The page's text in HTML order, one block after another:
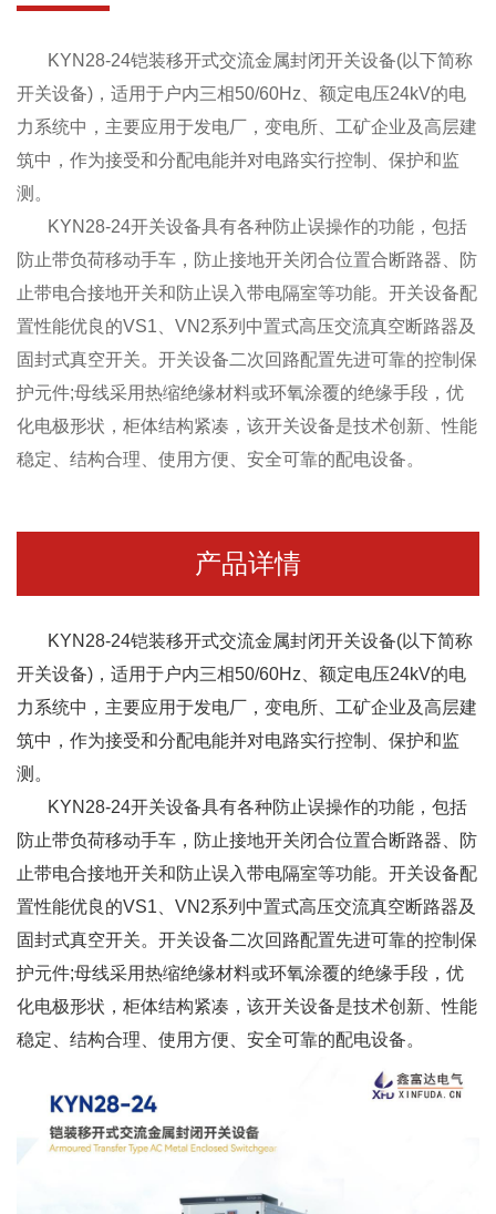
KYN28-24铠装移开式交流金属封闭开关设备(以下简称
开关设备)，适用于户内三相50/60Hz、额定电压24kV的电
力系统中，主要应用于发电厂，变电所、工矿企业及高层建
筑中，作为接受和分配电能并对电路实行控制、保护和监
测。
KYN28-24开关设备具有各种防止误操作的功能，包括
防止带负荷移动手车，防止接地开关闭合位置合断路器、防
止带电合接地开关和防止误入带电隔室等功能。开关设备配
置性能优良的VS1、VN2系列中置式高压交流真空断路器及
固封式真空开关。开关设备二次回路配置先进可靠的控制保
护元件;母线采用热缩绝缘材料或环氧涂覆的绝缘手段，优
化电极形状，柜体结构紧凑，该开关设备是技术创新、性能
稳定、结构合理、使用方便、安全可靠的配电设备。
产品详情
KYN28-24铠装移开式交流金属封闭开关设备(以下简称
开关设备)，适用于户内三相50/60Hz、额定电压24kV的电
力系统中，主要应用于发电厂，变电所、工矿企业及高层建
筑中，作为接受和分配电能并对电路实行控制、保护和监
测。
KYN28-24开关设备具有各种防止误操作的功能，包括
防止带负荷移动手车，防止接地开关闭合位置合断路器、防
止带电合接地开关和防止误入带电隔室等功能。开关设备配
置性能优良的VS1、VN2系列中置式高压交流真空断路器及
固封式真空开关。开关设备二次回路配置先进可靠的控制保
护元件;母线采用热缩绝缘材料或环氧涂覆的绝缘手段，优
化电极形状，柜体结构紧凑，该开关设备是技术创新、性能
稳定、结构合理、使用方便、安全可靠的配电设备。